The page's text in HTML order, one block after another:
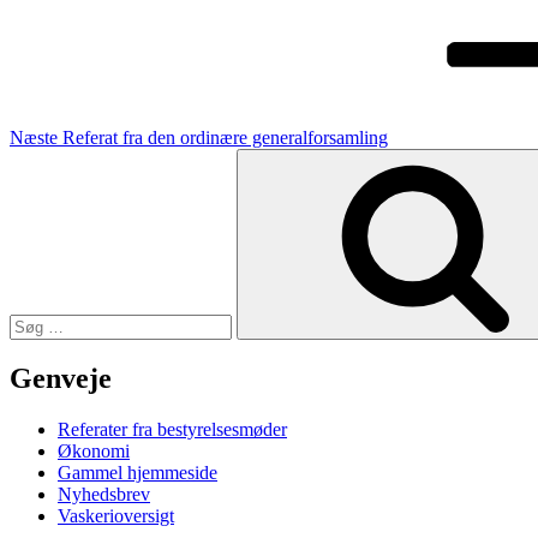
Næste Referat fra den ordinære generalforsamling
Genveje
Referater fra bestyrelsesmøder
Økonomi
Gammel hjemmeside
Nyhedsbrev
Vaskerioversigt